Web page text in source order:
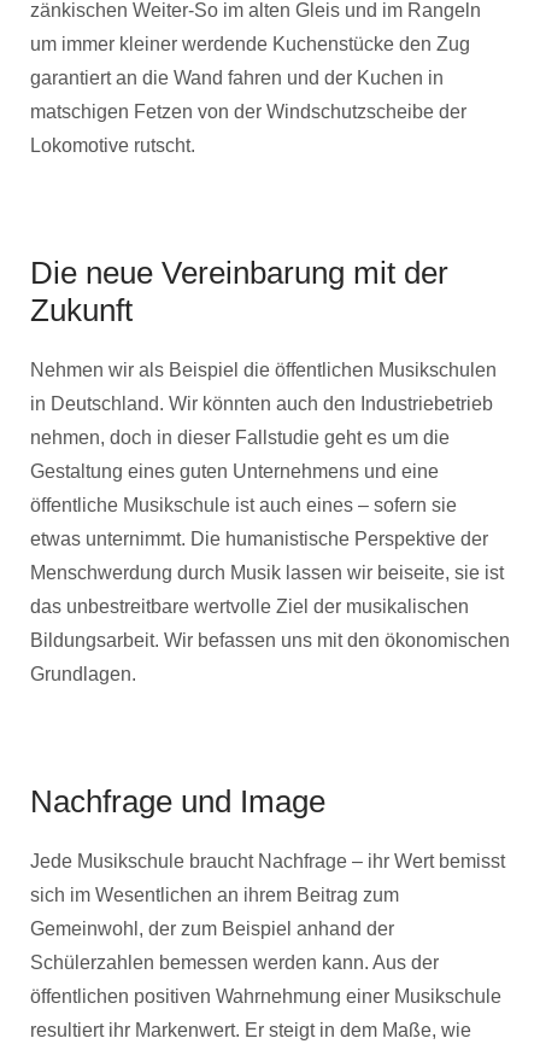
zänkischen Weiter-So im alten Gleis und im Rangeln
um immer kleiner werdende Kuchenstücke den Zug
garantiert an die Wand fahren und der Kuchen in
matschigen Fetzen von der Windschutzscheibe der
Lokomotive rutscht.
Die neue Vereinbarung mit der
Zukunft
Nehmen wir als Beispiel die öffentlichen Musikschulen
in Deutschland. Wir könnten auch den Industriebetrieb
nehmen, doch in dieser Fallstudie geht es um die
Gestaltung eines guten Unternehmens und eine
öffentliche Musikschule ist auch eines – sofern sie
etwas unternimmt. Die humanistische Perspektive der
Menschwerdung durch Musik lassen wir beiseite, sie ist
das unbestreitbare wertvolle Ziel der musikalischen
Bildungsarbeit. Wir befassen uns mit den ökonomischen
Grundlagen.
Nachfrage und Image
Jede Musikschule braucht Nachfrage – ihr Wert bemisst
sich im Wesentlichen an ihrem Beitrag zum
Gemeinwohl, der zum Beispiel anhand der
Schülerzahlen bemessen werden kann. Aus der
öffentlichen positiven Wahrnehmung einer Musikschule
resultiert ihr Markenwert. Er steigt in dem Maße, wie